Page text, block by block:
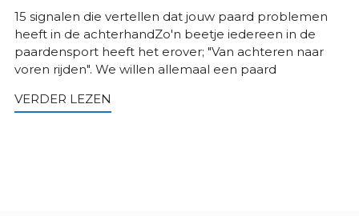
15 signalen die vertellen dat jouw paard problemen
heeft in de achterhandZo'n beetje iedereen in de
paardensport heeft het erover; "Van achteren naar
voren rijden". We willen allemaal een paard
VERDER LEZEN